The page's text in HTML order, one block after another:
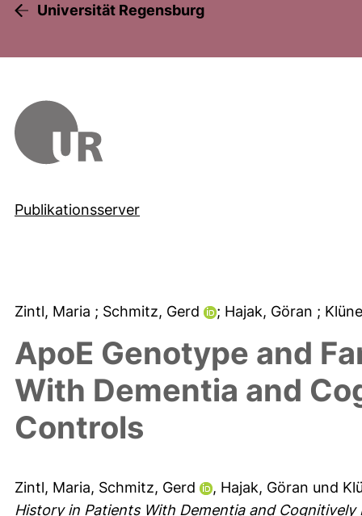
Universität Regensburg
Publikationsserver
Zintl, Maria ; Schmitz, Gerd ; Hajak, Göran ;
ApoE Genotype and
With Dementia and
Controls
Zintl, Maria, Schmitz, Gerd , Hajak, Göran und
History in Patients With Dementia and